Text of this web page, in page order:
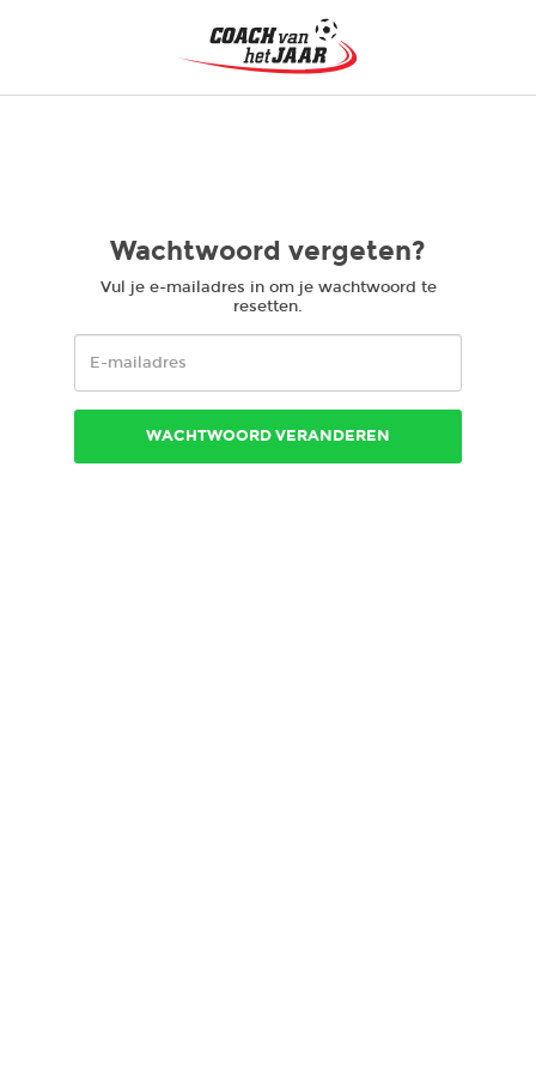
Wachtwoord vergeten?
Vul je e-mailadres in om je wachtwoord te
resetten.
WACHTWOORD VERANDEREN